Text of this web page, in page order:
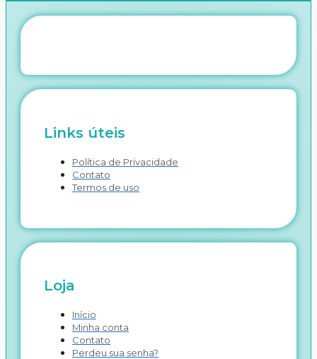
Links úteis
Política de Privacidade
Contato
Termos de uso
Loja
Início
Minha conta
Contato
Perdeu sua senha?